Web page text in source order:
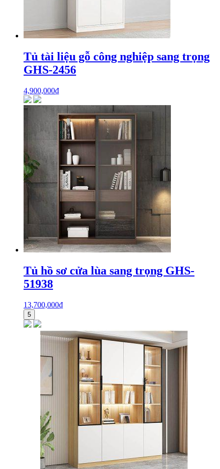
Tủ tài liệu gỗ công nghiệp sang trọng
GHS-2456
4,900,000₫
Tủ hồ sơ cửa lùa sang trọng GHS-
51938
13,700,000₫
5